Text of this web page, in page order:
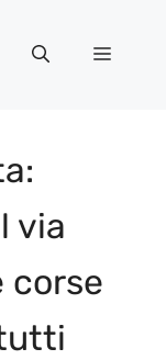
Menu
via
corse